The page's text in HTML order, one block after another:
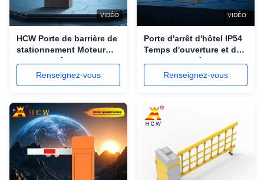
VIDÉO
HCW Porte de barrière de
stationnement Moteur
sans balai à grande
vitesse 150W
automatique avec lumière
Renseignez-vous
VIDÉO
Porte d'arrêt d'hôtel IP54
Temps d'ouverture et de
fermeture 1,5 à 6 s
Système de porte de frein
réglable
Renseignez-vous